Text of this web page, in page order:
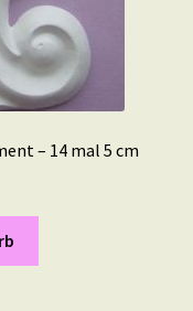
– 14 mal 5 cm